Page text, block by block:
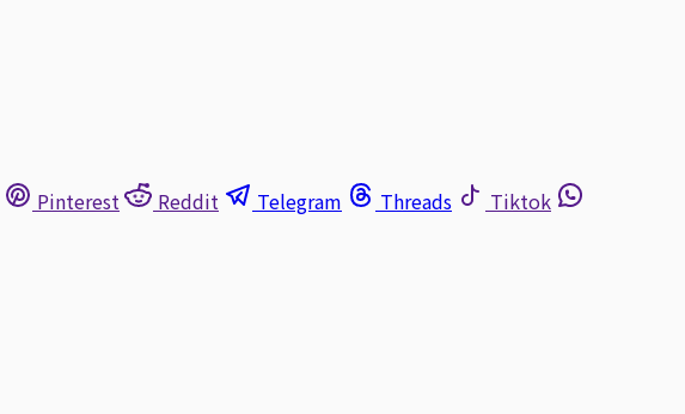
Pinterest Reddit Telegram Threads
Tiktok